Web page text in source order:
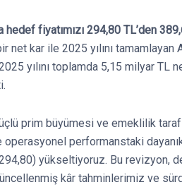
fiyatımızı 294,80 TL’den
net kar ile 2025 yılını
yılını toplamda 5,15 milyar TL
prim büyümesi ve emeklilik
operasyonel performanstaki
yükseltiyoruz. Bu revizyon,
kâr tahminlerimiz ve